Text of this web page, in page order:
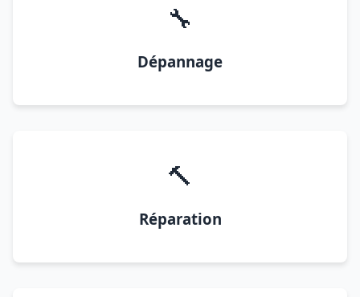
🔧
Dépannage
🔨
Réparation